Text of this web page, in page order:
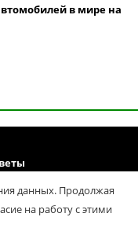
в мире на
данных. Продолжая
на работу с этими